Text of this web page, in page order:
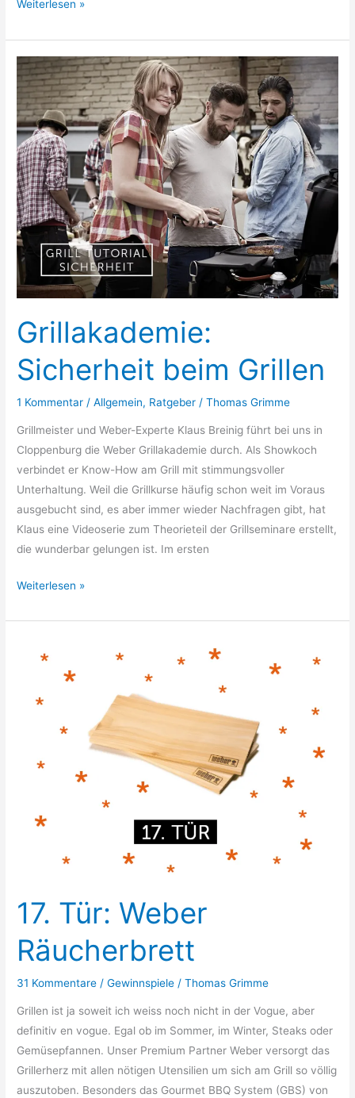
Grillakademie:
perfekte
Steak
Weiterlesen »
Grillakademie:
Sicherheit beim Grillen
1 Kommentar /Allgemein, Ratgeber /Thomas Grimme
Grillmeister und Weber-Experte Klaus Breinig führt bei uns in
Cloppenburg die Weber Grillakademie durch. Als Showkoch
verbindet er Know-How am Grill mit stimmungsvoller
Unterhaltung. Weil die Grillkurse häufig schon weit im Voraus
ausgebucht sind, es aber immer wieder Nachfragen gibt, hat
Klaus eine Videoserie zum Theorieteil der Grillseminare erstellt,
die wunderbar gelungen ist. Im ersten
Grillakademie:
beim
Weiterlesen »
17. Tür: Weber
Räucherbrett
31 Kommentare /Gewinnspiele /Thomas Grimme
Grillen ist ja soweit ich weiss noch nicht in der Vogue, aber
definitiv en vogue. Egal ob im Sommer, im Winter, Steaks oder
Gemüsepfannen. Unser Premium Partner Weber versorgt das
Grillerherz mit allen nötigen Utensilien um sich am Grill so völlig
auszutoben. Besonders das Gourmet BBQ System (GBS) von